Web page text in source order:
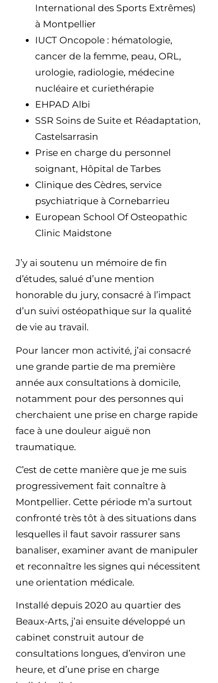
International des Sports Extrêmes)
à Montpellier
IUCT Oncopole : hématologie,
cancer de la femme, peau, ORL,
urologie, radiologie, médecine
nucléaire et curiethérapie
EHPAD Albi
SSR Soins de Suite et Réadaptation,
Castelsarrasin
Prise en charge du personnel
soignant, Hôpital de Tarbes
Clinique des Cèdres, service
psychiatrique à Cornebarrieu
European School Of Osteopathic
Clinic Maidstone
J’y ai soutenu un mémoire de fin
d’études, salué d’une mention
honorable du jury, consacré à l’impact
d’un suivi ostéopathique sur la qualité
de vie au travail.
Pour lancer mon activité, j’ai consacré
une grande partie de ma première
année aux consultations à domicile,
notamment pour des personnes qui
cherchaient une prise en charge rapide
face à une douleur aiguë non
traumatique.
C’est de cette manière que je me suis
progressivement fait connaître à
Montpellier. Cette période m’a surtout
confronté très tôt à des situations dans
lesquelles il faut savoir rassurer sans
banaliser, examiner avant de manipuler
et reconnaître les signes qui nécessitent
une orientation médicale.
Installé depuis 2020 au quartier des
Beaux-Arts, j’ai ensuite développé un
cabinet construit autour de
consultations longues, d’environ une
heure, et d’une prise en charge